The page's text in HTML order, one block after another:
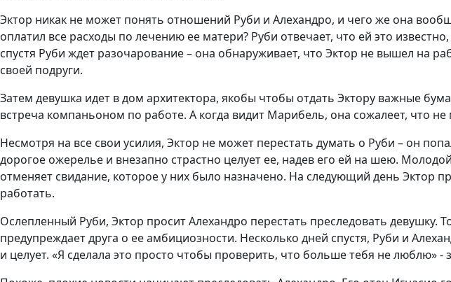
Эктор никак не может понять отношений Руби и Алехандро, и чего же она
оплатил все расходы по лечению ее матери? Руби отвечает, что ей это
спустя Руби ждет разочарование – она обнаруживает, что Эктор не вышел на
своей подруги.
Затем девушка идет в дом архитектора, якобы чтобы отдать Эктору важные
встреча компаньоном по работе. А когда видит Марибель, она сожалеет, что
Несмотря на все свои усилия, Эктор не может перестать думать о Руби – он
дорогое ожерелье и внезапно страстно целует ее, надев его ей на шею.
отменяет свидание, которое у них было назначено. На следующий день Эктор
работать.
Ослепленный Руби, Эктор просит Алехандро перестать преследовать девушку.
предупреждает друга о ее амбициозности. Несколько дней спустя, Руби и
и целует. «Я сделала это просто чтобы проверить, что больше тебя не люблю» -